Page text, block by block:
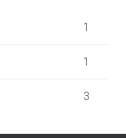
1
1
3